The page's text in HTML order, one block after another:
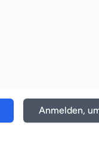
Anmelden,